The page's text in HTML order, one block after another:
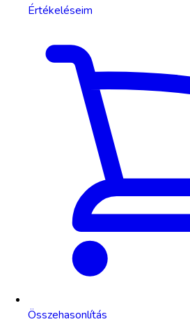
Értékeléseim
Összehasonlítás